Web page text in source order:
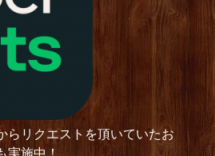
らリクエストを頂いていたお
実施中！